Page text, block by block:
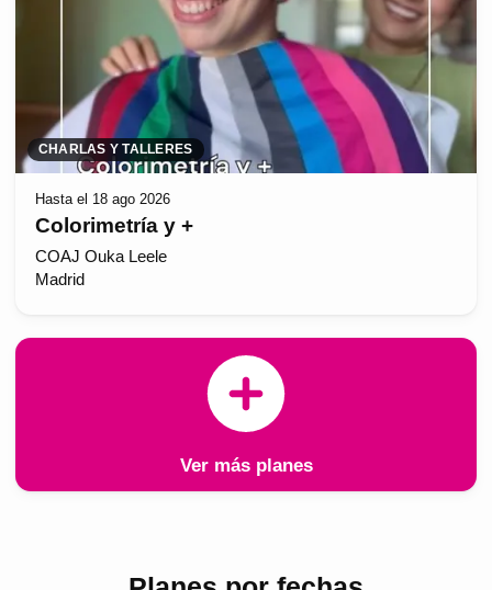
CHARLAS Y TALLERES
Hasta el 18 ago 2026
Colorimetría y +
COAJ Ouka Leele
Madrid
Ver más planes